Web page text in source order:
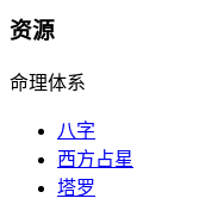
资源
命理体系
八字
西方占星
塔罗